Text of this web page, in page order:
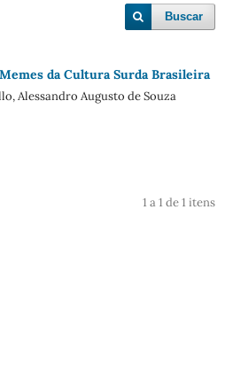
Buscar
da Cultura Surda Brasileira
Alessandro Augusto de Souza
1 a 1 de 1 itens